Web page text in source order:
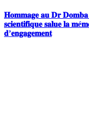
𝐇𝐨𝐦𝐦𝐚𝐠𝐞 𝐚𝐮 𝐃𝐫 𝐃𝐨𝐦𝐛𝐚
𝐬𝐜𝐢𝐞𝐧𝐭𝐢𝐟𝐢𝐪𝐮𝐞 𝐬𝐚𝐥𝐮𝐞 𝐥𝐚
𝐝’𝐞𝐧𝐠𝐚𝐠𝐞𝐦𝐞𝐧𝐭